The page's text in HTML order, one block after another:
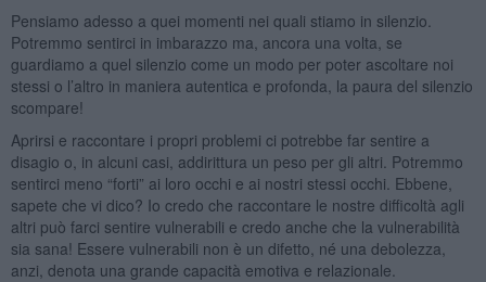
Pensiamo adesso a quei momenti nei quali stiamo in silenzio.
Potremmo sentirci in imbarazzo ma, ancora una volta, se
guardiamo a quel silenzio come un modo per poter ascoltare noi
stessi o l’altro in maniera autentica e profonda, la paura del silenzio
scompare!
Aprirsi e raccontare i propri problemi ci potrebbe far sentire a
disagio o, in alcuni casi, addirittura un peso per gli altri. Potremmo
sentirci meno “forti” ai loro occhi e ai nostri stessi occhi. Ebbene,
sapete che vi dico? Io credo che raccontare le nostre difficoltà agli
altri può farci sentire vulnerabili e credo anche che la vulnerabilità
sia sana! Essere vulnerabili non è un difetto, né una debolezza,
anzi, denota una grande capacità emotiva e relazionale.